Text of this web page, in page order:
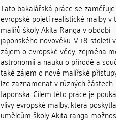
Tato bakalářská práce se zaměřuje
evropské pojetí realistické malby v
malířů školy Akita Ranga v období
japonského novověku. V 18. století
zájem o evropské vědy, zejména
astronomii a nauku o přírodě a
také zájem o nové malířské přístupy,
lze zaznamenat v různých částech
Japonska. Cílem této práce je
vlivy evropské malby, která poskytla
umělcům školy Akita ranga možnost